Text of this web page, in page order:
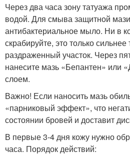
Через два часа зону татуажа
водой. Для смыва защитной
антибактериальное мыло. Ни в
скрабируйте, это только
раздраженный участок. Через
нанесите мазь «Бепантен» или
слоем.
Важно! Если наносить мазь
«парниковый эффект», что
состоянии бровей и доставит
В первые 3-4 дня кожу нужно
часа. Порядок действий: